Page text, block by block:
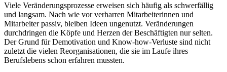
Viele Veränderungsprozesse erweisen sich häufig als schwerfällig
und langsam. Nach wie vor verharren Mitarbeiterinnen und
Mitarbeiter passiv, bleiben Ideen ungenutzt. Veränderungen
durchdringen die Köpfe und Herzen der Beschäftigten nur selten.
Der Grund für Demotivation und Know-how-Verluste sind nicht
zuletzt die vielen Reorganisationen, die sie im Laufe ihres
Berufslebens schon erfahren mussten.